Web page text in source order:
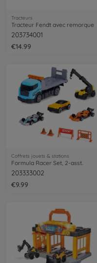
Tracteurs
Tracteur Fendt avec remorque
203734001
€14.99
Coffrets jouets & stations
Formula Racer Set, 2-asst.
203333002
€9.99